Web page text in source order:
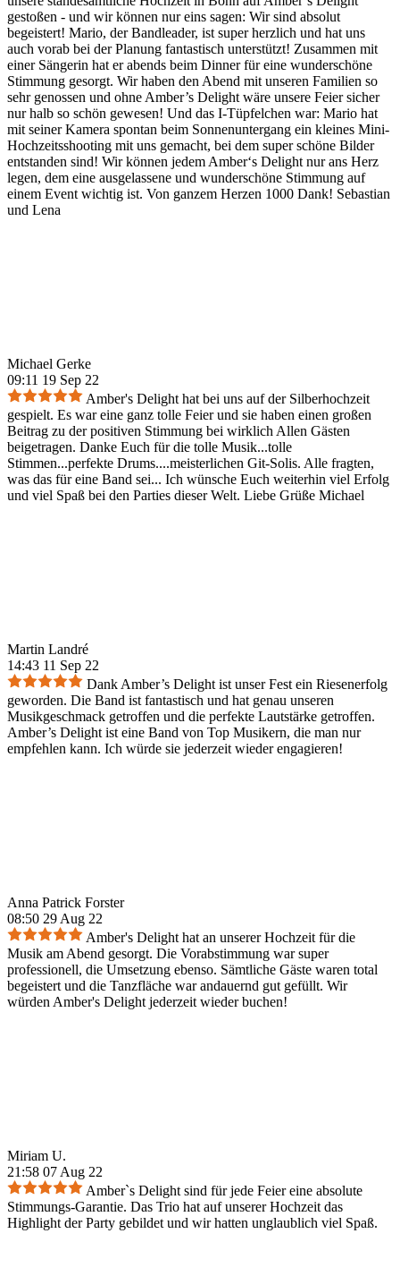
gestoßen - und wir können nur eins sagen: Wir sind absolut
begeistert! Mario, der Bandleader, ist super herzlich und hat uns
auch vorab bei der Planung fantastisch unterstützt! Zusammen mit
einer Sängerin hat er abends beim Dinner für eine wunderschöne
Stimmung gesorgt. Wir haben den Abend mit unseren Familien so
sehr genossen und ohne Amber’s Delight wäre unsere Feier sicher
nur halb so schön gewesen! Und das I-Tüpfelchen war: Mario hat
mit seiner Kamera spontan beim Sonnenuntergang ein kleines Mini-
Hochzeitsshooting mit uns gemacht, bei dem super schöne Bilder
entstanden sind! Wir können jedem Amber‘s Delight nur ans Herz
legen, dem eine ausgelassene und wunderschöne Stimmung auf
einem Event wichtig ist. Von ganzem Herzen 1000 Dank! Sebastian
und Lena
Michael Gerke
09:11 19 Sep 22
Amber's Delight hat bei uns auf der Silberhochzeit
gespielt. Es war eine ganz tolle Feier und sie haben einen großen
Beitrag zu der positiven Stimmung bei wirklich Allen Gästen
beigetragen. Danke Euch für die tolle Musik...tolle
Stimmen...perfekte Drums....meisterlichen Git-Solis. Alle fragten,
was das für eine Band sei... Ich wünsche Euch weiterhin viel Erfolg
und viel Spaß bei den Parties dieser Welt. Liebe Grüße Michael
Martin Landré
14:43 11 Sep 22
Dank Amber’s Delight ist unser Fest ein Riesenerfolg
geworden. Die Band ist fantastisch und hat genau unseren
Musikgeschmack getroffen und die perfekte Lautstärke getroffen.
Amber’s Delight ist eine Band von Top Musikern, die man nur
empfehlen kann. Ich würde sie jederzeit wieder engagieren!
Anna Patrick Forster
08:50 29 Aug 22
Amber's Delight hat an unserer Hochzeit für die
Musik am Abend gesorgt. Die Vorabstimmung war super
professionell, die Umsetzung ebenso. Sämtliche Gäste waren total
begeistert und die Tanzfläche war andauernd gut gefüllt. Wir
würden Amber's Delight jederzeit wieder buchen!
Miriam U.
21:58 07 Aug 22
Amber`s Delight sind für jede Feier eine absolute
Stimmungs-Garantie. Das Trio hat auf unserer Hochzeit das
Highlight der Party gebildet und wir hatten unglaublich viel Spaß.